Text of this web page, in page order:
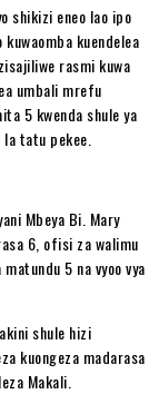
shikizi eneo lao ipo
kuendelea
rasmi kuwa
umbali mrefu
5 kwenda shule ya
tatu pekee.
Mbeya Bi. Mary
6, ofisi za walimu
5 na vyoo vya
shule hizi
kuongeza madarasa
Makali.